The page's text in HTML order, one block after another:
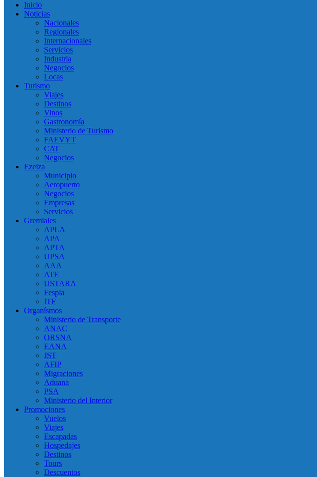
Inicio
Noticias
Nacionales
Regionales
Internacionales
Servicios
Industria
Negocios
Locas
Turismo
Viajes
Destinos
Vinos
Gastronomía
Ministerio de Turismo
FAEVYT
CAT
Negocios
Ezeiza
Municipio
Aeropuerto
Negocios
Empresas
Servicios
Gremiales
APLA
APA
APTA
UPSA
AAA
ATE
USTARA
Fespla
ITF
Organísmos
Ministerio de Transporte
ANAC
ORSNA
EANA
JST
AFIP
Migraciones
Aduana
PSA
Ministerio del Interior
Promociones
Vuelos
Viajes
Escapadas
Hospedajes
Destinos
Tours
Descuentos